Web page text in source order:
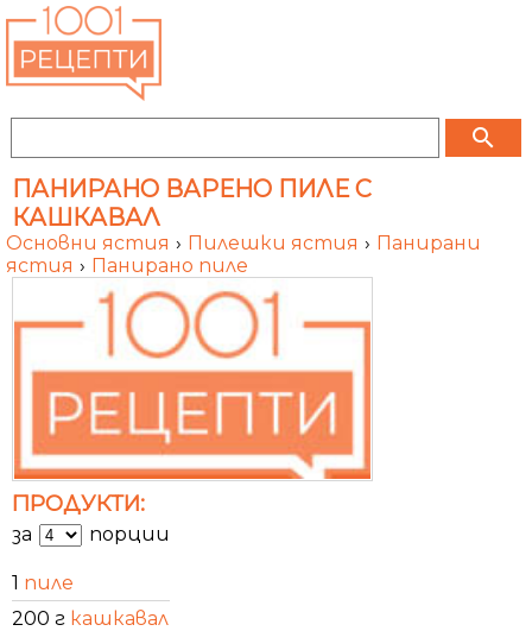
search
ПАНИРАНО ВАРЕНО ПИЛЕ С
КАШКАВАЛ
Основни ястия › Пилешки ястия › Панирани
ястия › Панирано пиле
ПРОДУКТИ:
за порции
1 пиле
200 г кашкавал